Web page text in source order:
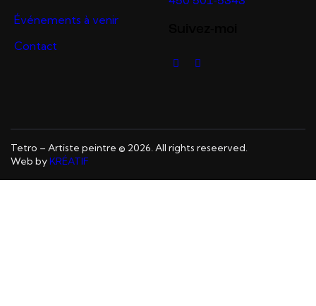
Événements à venir
Contact
Tetro – Artiste peintre © 2026. All rights reseerved.
Web byKRÉATIF